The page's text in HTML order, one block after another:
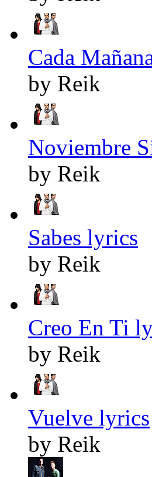
Cada
by Reik
Noviembre
by Reik
Sabes lyrics
by Reik
Creo En Ti
by Reik
Vuelve lyrics
by Reik